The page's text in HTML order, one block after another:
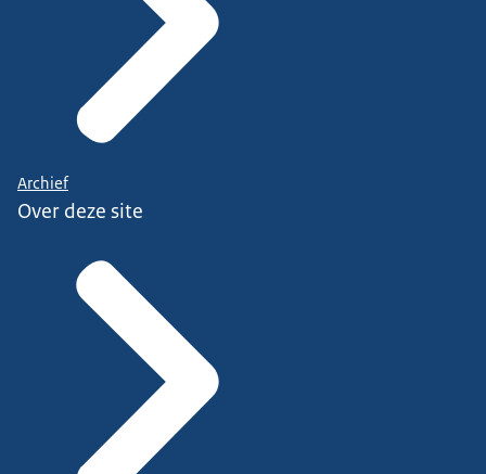
Archief
Over deze site